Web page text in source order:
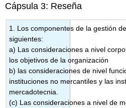
Cápsula 3: Reseña
1. Los componentes de la gestión
siguientes:
a) Las consideraciones a nivel
los objetivos de la organización
b) las consideraciones de nivel
instituciones no mercantiles y las
mercadotecnia.
(c) Las consideraciones a nivel de